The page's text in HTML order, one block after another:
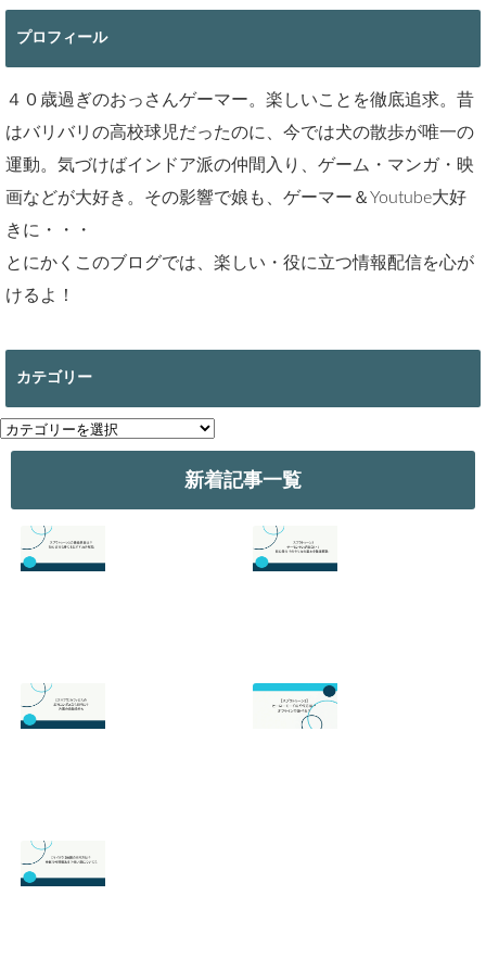
プロフィール
４０歳過ぎのおっさんゲーマー。楽しいことを徹底追求。昔
はバリバリの高校球児だったのに、今では犬の散歩が唯一の
運動。気づけばインドア派の仲間入り、ゲーム・マンガ・映
画などが大好き。その影響で娘も、ゲーマー＆Youtube大好
きに・・・
とにかくこのブログでは、楽しい・役に立つ情報配信を心が
けるよ！
カテゴリー
カ
テ
新着記事一覧
心者でも勝てるお
すすめを解説
2026.07.19
面白い！初心者向
けのやり方の基本
を徹底解説！
ボと立ち回りは？
片翼の発動条件も
2026.06.09